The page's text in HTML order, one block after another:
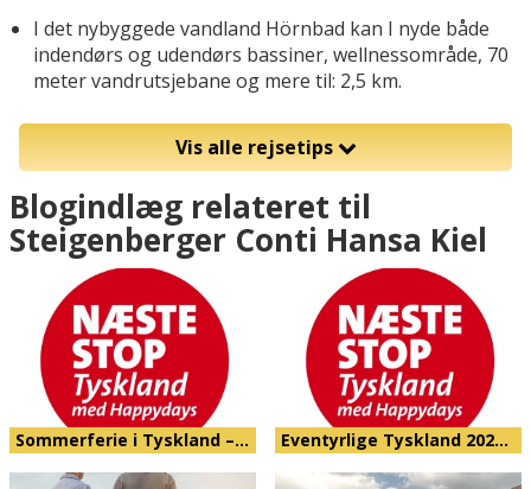
I det nybyggede vandland Hörnbad kan I nyde både
indendørs og udendørs bassiner, wellnessområde, 70
meter vandrutsjebane og mere til: 2,5 km.
Vis alle rejsetips
Blogindlæg relateret til
Steigenberger Conti Hansa Kiel
Sommerferie i Tyskland –… Eventyrlige Tyskland 202…